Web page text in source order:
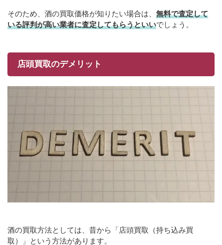
そのため、酒の買取価格が知りたい場合は、 無料で査定して
いる評判が高い業者に査定してもらうといいでしょう。
店頭買取のデメリット
酒の買取方法としては、昔から「店頭買取（持ち込み買
取）」という方法があります。